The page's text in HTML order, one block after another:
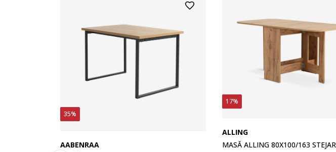
35%
AABENRAA
17%
ALLING
MASĂ ALLING 80X100/163 STEJAR